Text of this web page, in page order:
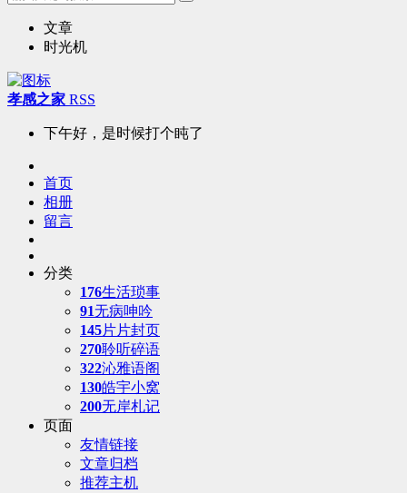
文章
时光机
孝感之家 RSS
下午好，是时候打个盹了
首页
相册
留言
分类
176生活琐事
91无病呻吟
145片片封页
270聆听碎语
322沁雅语阁
130皓宇小窝
200无岸札记
页面
友情链接
文章归档
推荐主机